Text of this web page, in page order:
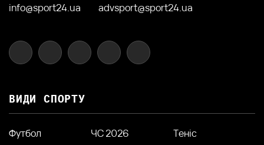
info@sport24.ua advsport@sport24.ua
ВИДИ СПОРТУ
Футбол ЧС 2026
Теніс